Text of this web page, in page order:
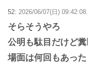
52: 2026/06/07(日)
そらそうやろ
公明も駄目だけど
場面は何回もあった